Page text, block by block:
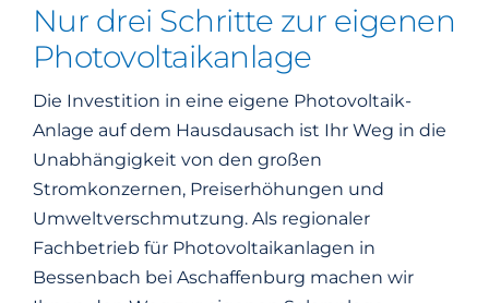
Nur drei Schritte zur eigenen
Photovoltaikanlage
Die Investition in eine eigene Photovoltaik-
Anlage auf dem Hausdausach ist Ihr Weg in die
Unabhängigkeit von den großen
Stromkonzernen, Preiserhöhungen und
Umweltverschmutzung. Als regionaler
Fachbetrieb für Photovoltaikanlagen in
Bessenbach bei Aschaffenburg machen wir